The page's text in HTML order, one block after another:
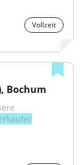
Vollzeit
Bochum